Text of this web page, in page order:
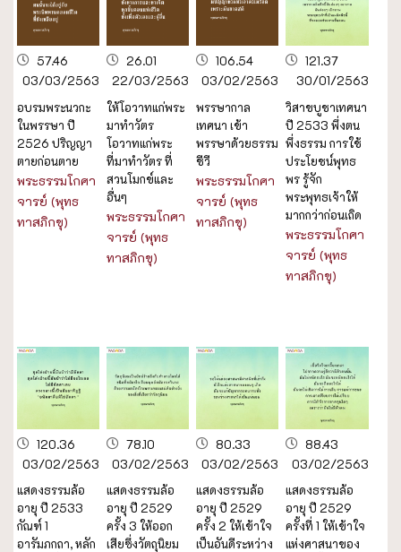
57.46
03/03/2563
อบรมพระนวกะ
ในพรรษา ปี
2526 ปริญญา
ตายก่อนตาย
พระธรรมโกศา
จารย์ (พุทธ
ทาสภิกขุ)
26.01
22/03/2563
ให้โอวาทแก่พระ
มาทำวัตร
โอวาทแก่พระ
ที่มาทำวัตร ที่
สวนโมกข์และ
อื่นๆ
พระธรรมโกศา
จารย์ (พุทธ
ทาสภิกขุ)
106.54
03/02/2563
พรรษากาล
เทศนา เข้า
พรรษาด้วยธรรม
ชีวี
พระธรรมโกศา
จารย์ (พุทธ
ทาสภิกขุ)
121.37
30/01/2563
วิสาขบูชาเทศนา
ปี 2533 พึ่งตน
พึ่งธรรม การใช้
ประโยชน์พุทธ
พร รู้จัก
พระพุทธเจ้าให้
มากกว่าก่อนเถิด
พระธรรมโกศา
จารย์ (พุทธ
ทาสภิกขุ)
120.36
03/02/2563
แสดงธรรมล้อ
อายุ ปี 2533
กัณฑ์ 1
อารัมภกถา, หลัก
78.10
03/02/2563
แสดงธรรมล้อ
อายุ ปี 2529
ครั้ง 3 ให้ออก
เสียซึ่งวัตถุนิยม
80.33
03/02/2563
แสดงธรรมล้อ
อายุ ปี 2529
ครั้ง 2 ให้เข้าใจ
เป็นอันดีระหว่าง
88.43
03/02/2563
แสดงธรรมล้อ
อายุ ปี 2529
ครั้งที่ 1 ให้เข้าใจ
แห่งศาสนาของ